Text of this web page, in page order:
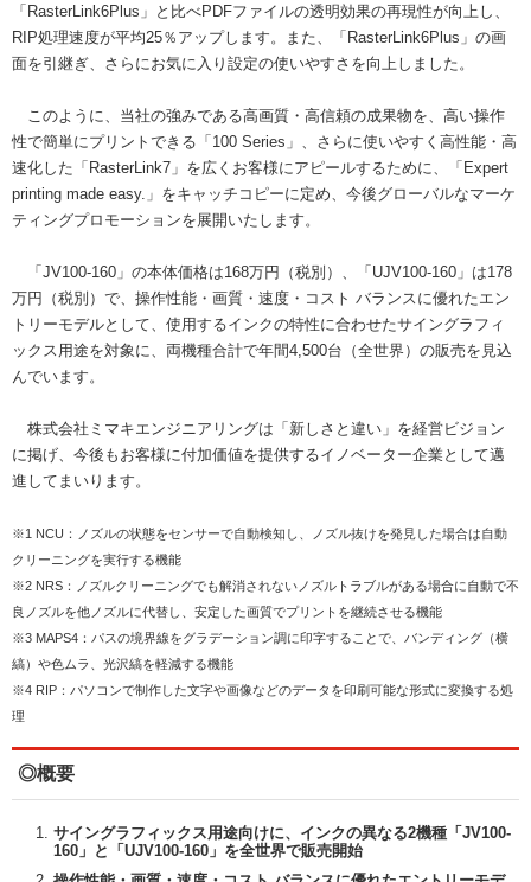
「RasterLink6Plus」と比べPDFファイルの透明効果の再現性が向上し、
RIP処理速度が平均25％アップします。また、「RasterLink6Plus」の画
面を引継ぎ、さらにお気に入り設定の使いやすさを向上しました。
このように、当社の強みである高画質・高信頼の成果物を、高い操作
性で簡単にプリントできる「100 Series」、さらに使いやすく高性能・高
速化した「RasterLink7」を広くお客様にアピールするために、「Expert
printing made easy.」をキャッチコピーに定め、今後グローバルなマーケ
ティングプロモーションを展開いたします。
「JV100-160」の本体価格は168万円（税別）、「UJV100-160」は178
万円（税別）で、操作性能・画質・速度・コスト バランスに優れたエン
トリーモデルとして、使用するインクの特性に合わせたサイングラフィ
ックス用途を対象に、両機種合計で年間4,500台（全世界）の販売を見込
んでいます。
株式会社ミマキエンジニアリングは「新しさと違い」を経営ビジョン
に掲げ、今後もお客様に付加価値を提供するイノベーター企業として邁
進してまいります。
※1 NCU：ノズルの状態をセンサーで自動検知し、ノズル抜けを発見した場合は自動
クリーニングを実行する機能
※2 NRS：ノズルクリーニングでも解消されないノズルトラブルがある場合に自動で不
良ノズルを他ノズルに代替し、安定した画質でプリントを継続させる機能
※3 MAPS4：パスの境界線をグラデーション調に印字することで、バンディング（横
縞）や色ムラ、光沢縞を軽減する機能
※4 RIP：パソコンで制作した文字や画像などのデータを印刷可能な形式に変換する処
理
◎概要
サイングラフィックス用途向けに、インクの異なる2機種「JV100-
160」と「UJV100-160」を全世界で販売開始